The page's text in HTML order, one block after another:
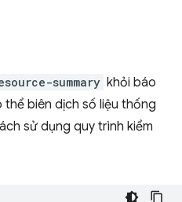
summary khỏi báo
biên dịch số liệu thống
sử dụng quy trình kiểm